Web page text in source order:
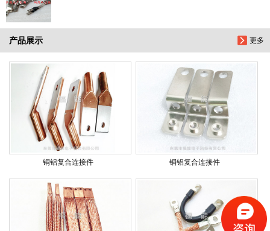
更多
产品展示
铜铝复合连接件 铜铝复合连接件